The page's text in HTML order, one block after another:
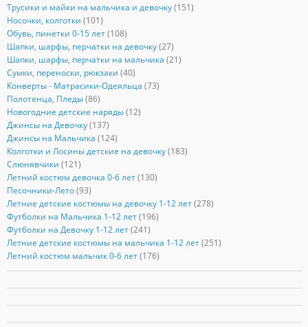
Трусики и майки на мальчика и девочку (151)
Носочки, колготки (101)
Обувь, пинетки 0-15 лет (108)
Шапки, шарфы, перчатки на девочку (27)
Шапки, шарфы, перчатки на мальчика (21)
Сумки, переноски, рюкзаки (40)
Конверты - Матрасики-Одеяльца (73)
Полотенца, Пледы (86)
Новогодние детские наряды (12)
Джинсы на Девочку (137)
Джинсы на Мальчика (124)
Колготки и Лосины детские на девочку (183)
Слюнявчики (121)
Летний костюм девочка 0-6 лет (130)
Песочники-Лето (93)
Летние детские костюмы на девочку 1-12 лет (278)
Футболки на Мальчика 1-12 лет (196)
Футболки на Девочку 1-12 лет (241)
Летние детские костюмы на мальчика 1-12 лет (251)
Летний костюм мальчик 0-6 лет (176)